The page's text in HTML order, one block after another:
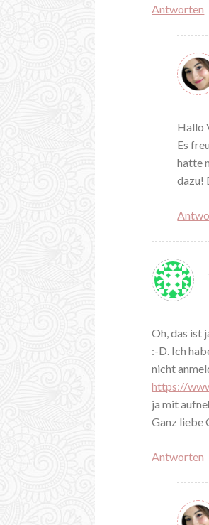
Antworten
Hallo
Es
hatte
dazu!
Oh, das ist
:-D. Ich
nicht
https://
ja mit
Ganz liebe
Antworten